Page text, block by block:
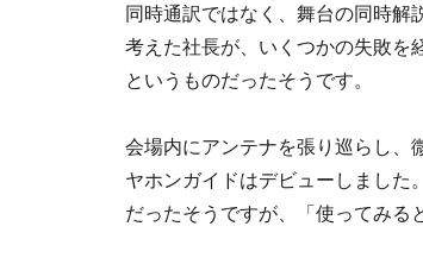
同時通訳ではなく、舞台の同時解
考えた社長が、いくつかの失敗を
というものだったそうです。
会場内にアンテナを張り巡らし、
ヤホンガイドはデビューしました
だったそうですが、「使ってみる